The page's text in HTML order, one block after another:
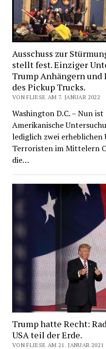
Ausschuss zur
stellt fest. Einziger
Trump Anhängern
des Pickup Trucks.
VON FLIESE AM 7. JANUAR 2022
Washington D.C. – Nun
Amerikanische
lediglich zwei erheblichen
Terroristen im Mittelern
die…
Trump hatte Recht:
USA teil der Erde.
VON FLIESE AM 21. JANUAR 2021